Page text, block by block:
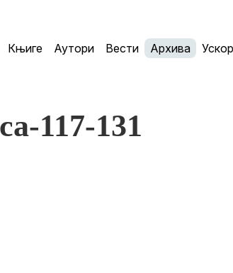
Књиге Аутори Вести Архива
117-131